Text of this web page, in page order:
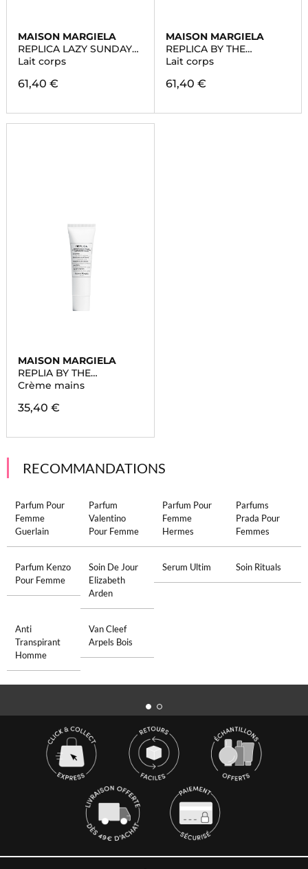
MAISON MARGIELA
REPLICA LAZY SUNDAY
MORNING
Lait corps
61,40 €
MAISON MARGIELA
REPLICA BY THE
FIREPLACE
Lait corps
61,40 €
MAISON MARGIELA
REPLIA BY THE
FIREPLACE
Crème mains
35,40 €
RECOMMANDATIONS
Parfum Pour
Femme
Guerlain
Parfum
Valentino
Pour Femme
Parfum Pour
Femme
Hermes
Parfums
Prada Pour
Femmes
Parfum Kenzo
Pour Femme
Soin De Jour
Elizabeth
Arden
Serum Ultim Soin Rituals
Anti
Transpirant
Homme
Van Cleef
Arpels Bois